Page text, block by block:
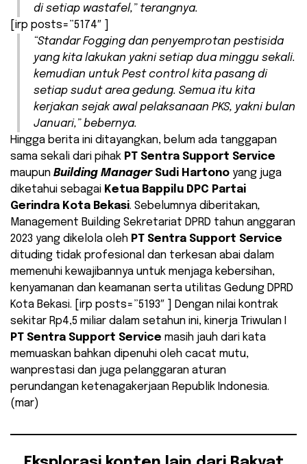
di setiap wastafel,” terangnya.
[irp posts=”5174″ ]
“Standar Fogging dan penyemprotan pestisida
yang kita lakukan yakni setiap dua minggu sekali.
kemudian untuk Pest control kita pasang di
setiap sudut area gedung. Semua itu kita
kerjakan sejak awal pelaksanaan PKS, yakni bulan
Januari,” bebernya.
Hingga berita ini ditayangkan, belum ada tanggapan
sama sekali dari pihak PT Sentra Support Service
maupun Building ManagerSudi Hartono yang juga
diketahui sebagai Ketua Bappilu DPC Partai
Gerindra Kota Bekasi. Sebelumnya diberitakan,
Management Building Sekretariat DPRD tahun anggaran
2023 yang dikelola oleh PT Sentra Support Service
dituding tidak profesional dan terkesan abai dalam
memenuhi kewajibannya untuk menjaga kebersihan,
kenyamanan dan keamanan serta utilitas Gedung DPRD
Kota Bekasi. [irp posts=”5193″ ] Dengan nilai kontrak
sekitar Rp4,5 miliar dalam setahun ini, kinerja Triwulan I
PT Sentra Support Service masih jauh dari kata
memuaskan bahkan dipenuhi oleh cacat mutu,
wanprestasi dan juga pelanggaran aturan
perundangan ketenagakerjaan Republik Indonesia.
(mar)